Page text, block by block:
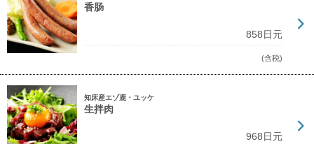
香肠
858日元
(含税)
知床産エゾ鹿・ユッケ
生拌肉
968日元